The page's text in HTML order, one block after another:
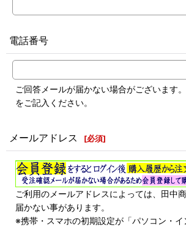
電話番号
ご回答メールが届かない場合がございます
をご記入ください。
メールアドレス [必須]
ご利用のメールアドレスによっては、田中
届かない事があります。
※携帯・スマホの初期設定が「パソコン・イ